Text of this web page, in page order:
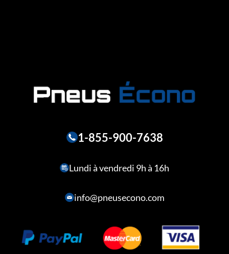
1-855-900-7638
Lundi à vendredi 9h à 16h
info@pneusecono.com